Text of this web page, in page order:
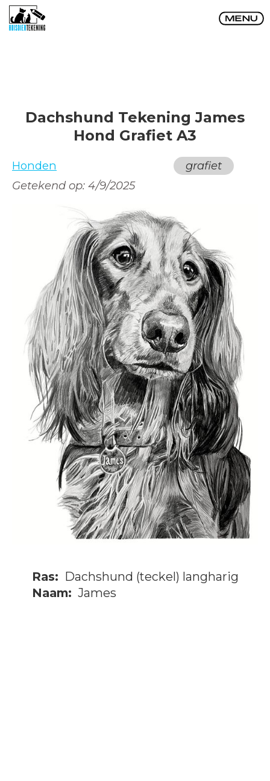
Dachshund Tekening James
Hond Grafiet A3
Honden
grafiet
Getekend op: 4/9/2025
Ras: Dachshund (teckel) langharig
Naam: James